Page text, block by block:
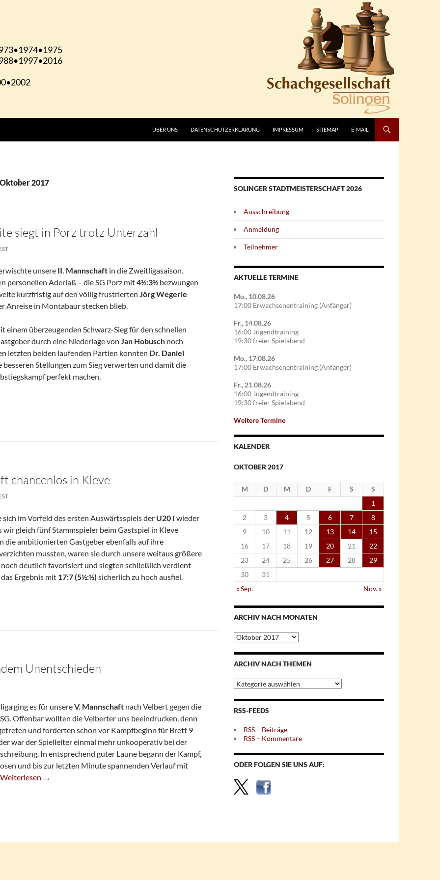
ÜBER UNS DATENSCHUTZERKLÄRUNG IMPRESSUM SITEMAP E-MAIL
2017
siegt in Porz trotz Unterzahl
unsere II. Mannschaft in die Zweitligasaison.
personellen Aderlaß – die SG Porz mit4½:3½ bezwungen
kurzfristig auf den völlig frustrierten Jörg Wegerle
Anreise in Montabaur stecken blieb.
einem überzeugenden Schwarz-Sieg für den schnellen
durch eine Niederlage von Jan Hobusch noch
letzten beiden laufenden Partien konnten Dr. Daniel
besseren Stellungen zum Sieg verwerten und damit die
perfekt machen.
chancenlos in Kleve
sich im Vorfeld des ersten Auswärtsspiels der U20 I wieder
wir gleich fünf Stammspieler beim Gastspiel in Kleve
die ambitionierten Gastgeber ebenfalls auf ihre
mussten, waren sie durch unsere weitaus größere
deutlich favorisiert und siegten schließlich verdient
Ergebnis mit 17:7 (5½:½) sicherlich zu hoch ausfiel.
In Kleve
Unentschieden
ging es für unsereV. Mannschaft nach Velbert gegen die
Offenbar wollten die Velberter uns beeindrucken, denn
und forderten schon vor Kampfbeginn für Brett 9
war der Spielleiter einmal mehr unkooperativ bei der
In entsprechend guter Laune begann der Kampf,
und bis zur letzten Minute spannenden Verlauf mit
Fünfte Mit Spannendem Unentschieden
Weiterlesen →
SOLINGER STADTMEISTERSCHAFT 2026
Ausschreibung
Anmeldung
Teilnehmer
AKTUELLE TERMINE
Mo., 10.08.26
17:00 Erwachsenentraining (Anfänger)
Fr., 14.08.26
16:00 Jugendtraining
19:30 freier Spielabend
Mo., 17.08.26
17:00 Erwachsenentraining (Anfänger)
Fr., 21.08.26
16:00 Jugendtraining
19:30 freier Spielabend
Weitere Termine
KALENDER
OKTOBER 2017
M D M D F S
S
1
2
3 4 5 6 7
8
9
10 11 12 13 14
15
16
17 18 19 20 21
22
23
24 25 26 27 28
29
30
31
« Sep.
Nov. »
ARCHIV NACH MONATEN
Archiv
nach
Monaten
ARCHIV NACH THEMEN
Archiv
nach
Themen
RSS-FEEDS
RSS – Beiträge
RSS – Kommentare
ODER FOLGEN SIE UNS AUF: